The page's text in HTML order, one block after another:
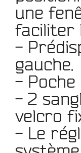
une
faciliter
-
gauche.
-
- 2
velcro
- Le